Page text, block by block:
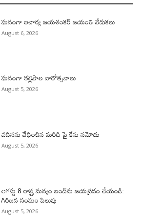
ఘనంగా ఆచార్య జయశంకర్ జయంతి వేడుకలు
August 6, 2026
ఘనంగా తల్లిపాల వారోత్సవాలు
August 5, 2026
వదినను వేధించిన మరిది పై కేసు నమోదు
August 5, 2026
ఆగస్టు 8 రాష్ట్ర మన్యం బంద్‌ను జయప్రదం చేయండి:
గిరిజన సంఘం పిలుపు
August 5, 2026